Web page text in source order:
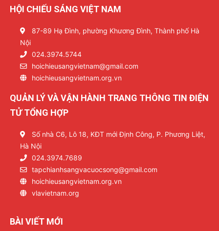
HỘI CHIẾU SÁNG VIỆT NAM
87-89 Hạ Đình, phường Khương Đình, Thành phố Hà
Nội
024.3974.5744
hoichieusangvietnam@gmail.com
hoichieusangvietnam.org.vn
QUẢN LÝ VÀ VẬN HÀNH TRANG THÔNG TIN ĐIỆN
TỬ TỔNG HỢP
Số nhà C6, Lô 18, KĐT mới Định Công, P. Phương Liệt,
Hà Nội
024.3974.7689
tapchianhsangvacuocsong@gmail.com
hoichieusangvietnam.org.vn
vlavietnam.org
BÀI VIẾT MỚI